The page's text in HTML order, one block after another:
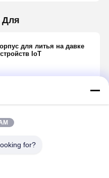
Для
для литья на давке
IoT
for?